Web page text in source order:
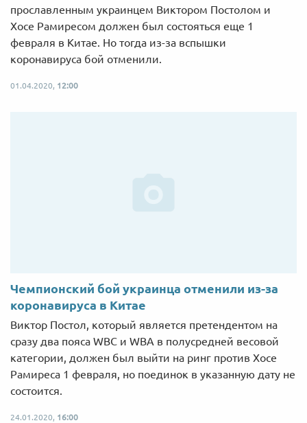
прославленным украинцем Виктором Постолом и
Хосе Рамиресом должен был состояться еще 1
февраля в Китае. Но тогда из-за вспышки
коронавируса бой отменили.
01.04.2020, 12:00
Чемпионский бой украинца отменили из-за
коронавируса в Китае
Виктор Постол, который является претендентом на
сразу два пояса WBC и WBA в полусредней весовой
категории, должен был выйти на ринг против Хосе
Рамиреса 1 февраля, но поединок в указанную дату не
состоится.
24.01.2020, 16:00